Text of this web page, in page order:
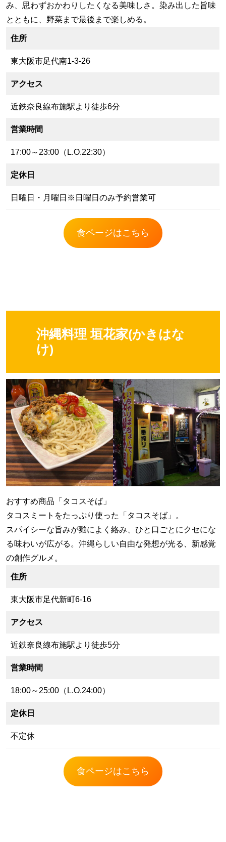
み、思わずおかわりしたくなる美味しさ。染み出した旨味
とともに、野菜まで最後まで楽しめる。
住所
東大阪市足代南1-3-26
アクセス
近鉄奈良線布施駅より徒歩6分
営業時間
17:00～23:00（L.O.22:30）
定休日
日曜日・月曜日※日曜日のみ予約営業可
食ページはこちら
沖縄料理 垣花家(かきはな
け)
おすすめ商品「タコスそば」
タコスミートをたっぷり使った「タコスそば」。
スパイシーな旨みが麺によく絡み、ひと口ごとにクセにな
る味わいが広がる。沖縄らしい自由な発想が光る、新感覚
の創作グルメ。
住所
東大阪市足代新町6-16
アクセス
近鉄奈良線布施駅より徒歩5分
営業時間
18:00～25:00（L.O.24:00）
定休日
不定休
食ページはこちら